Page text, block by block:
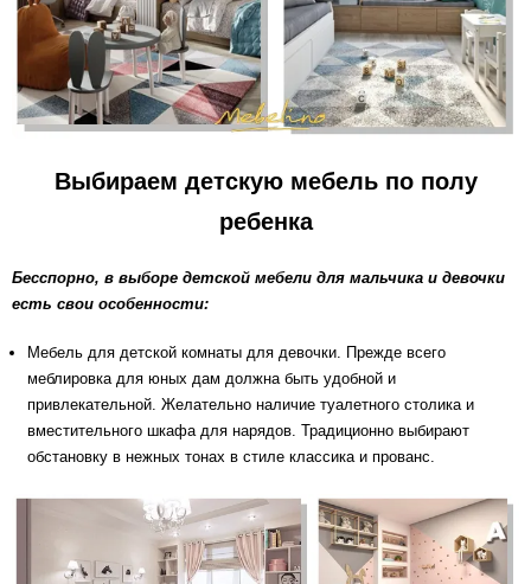
Выбираем детскую мебель по полу
ребенка
Бесспорно, в выборе детской мебели для мальчика и девочки
есть свои особенности:
Мебель для детской комнаты для девочки. Прежде всего
меблировка для юных дам должна быть удобной и
привлекательной. Желательно наличие туалетного столика и
вместительного шкафа для нарядов. Традиционно выбирают
обстановку в нежных тонах в стиле классика и прованс.